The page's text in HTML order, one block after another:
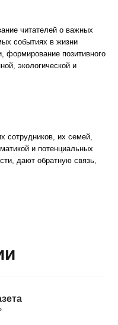
читателей о важных
событиях в жизни
формирование позитивного
экологической и
сотрудников, их семей,
и потенциальных
дают обратную связь,